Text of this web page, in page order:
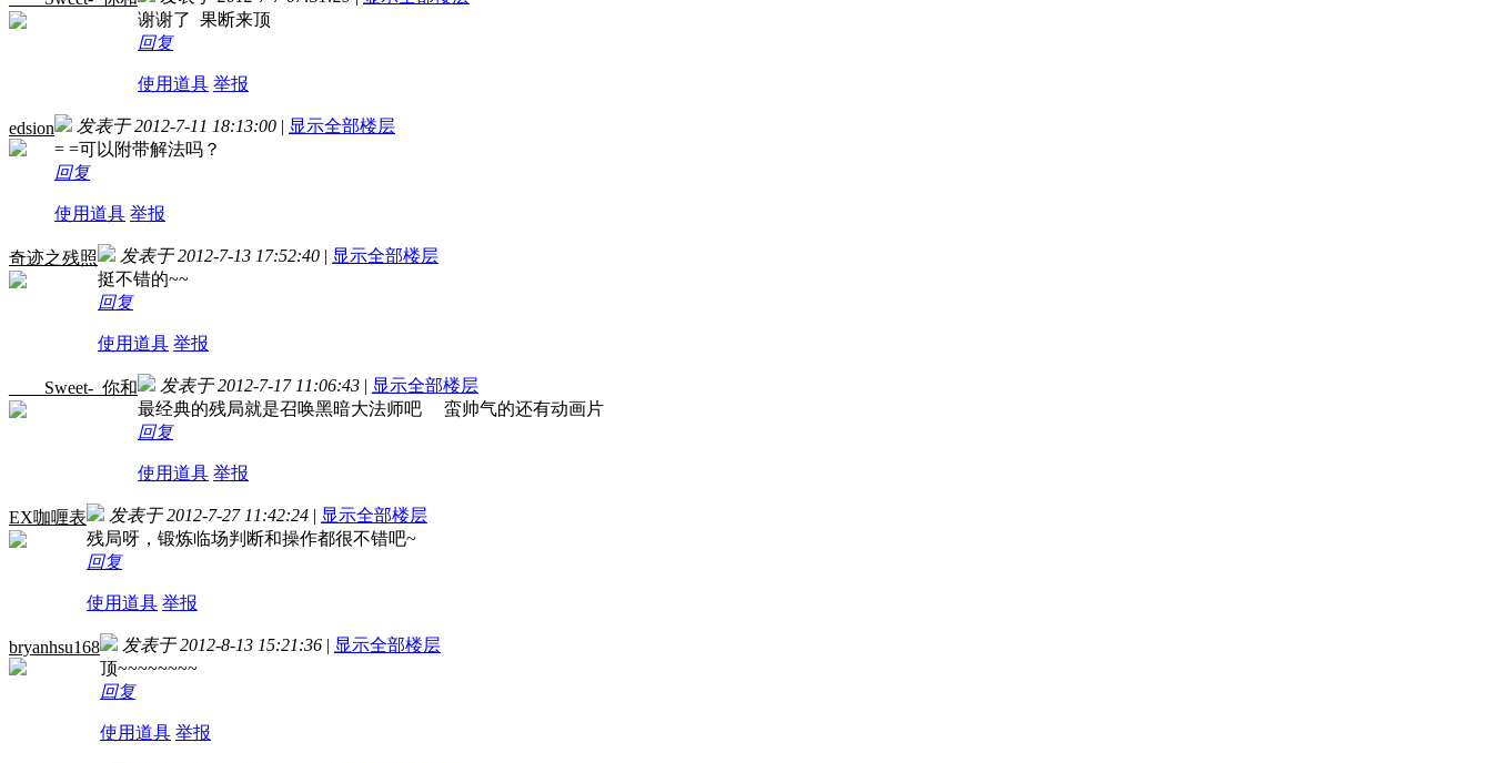
谢谢了 果断来顶
回复
使用道具 举报
edsion 发表于 2012-7-11 18:13:00 | 显示全部楼层
= =可以附带解法吗？
回复
使用道具 举报
奇迹之残照 发表于 2012-7-13 17:52:40 | 显示全部楼层
挺不错的~~
回复
使用道具 举报
____Sweet-_你和 发表于 2012-7-17 11:06:43 | 显示全部楼层
最经典的残局就是召唤黑暗大法师吧 蛮帅气的还有动画片
回复
使用道具 举报
EX咖喱表 发表于 2012-7-27 11:42:24 | 显示全部楼层
残局呀，锻炼临场判断和操作都很不错吧~
回复
使用道具 举报
bryanhsu168 发表于 2012-8-13 15:21:36 | 显示全部楼层
顶~~~~~~~~
回复
使用道具 举报